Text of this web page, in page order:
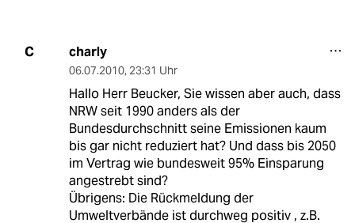
C charly
06.07.2010, 23:31 Uhr
Hallo Herr Beucker, Sie wissen aber auch, dass
NRW seit 1990 anders als der
Bundesdurchschnitt seine Emissionen kaum
bis gar nicht reduziert hat? Und dass bis 2050
im Vertrag wie bundesweit 95% Einsparung
angestrebt sind?
Übrigens: Die Rückmeldung der
Umweltverbände ist durchweg positiv , z.B.